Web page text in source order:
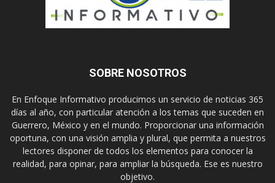
SOBRE NOSOTROS
En Enfoque Informativo producimos un servicio de noticias 365
días al año, con particular atención a los temas que suceden en
Guerrero, México y en el mundo. Proporcionar una información
oportuna, con una visión amplia y plural, que permita a nuestros
lectores disponer de todos los elementos para conocer la
realidad, para opinar, para ampliar la búsqueda. Ese es nuestro
objetivo.